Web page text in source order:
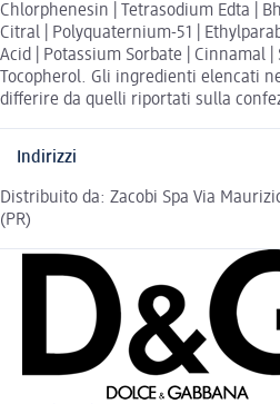
Chlorphenesin | Tetrasodium Edta |
Citral | Polyquaternium-51 |
Acid | Potassium Sorbate | Cinnamal |
Tocopherol. Gli ingredienti elencati
differire da quelli riportati sulla
Indirizzi
Distribuito da: Zacobi Spa Via
(PR)